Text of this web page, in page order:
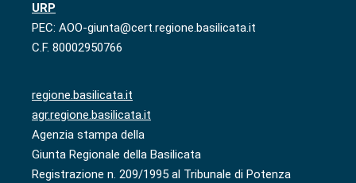
URP
PEC: AOO-giunta@cert.regione.basilicata.it
C.F. 80002950766
regione.basilicata.it
agr.regione.basilicata.it
Agenzia stampa della
Giunta Regionale della Basilicata
Registrazione n. 209/1995 al Tribunale di Potenza